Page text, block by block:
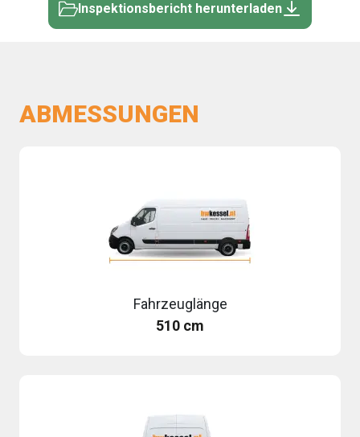
Inspektionsbericht herunterladen
ABMESSUNGEN
Fahrzeuglänge
510 cm